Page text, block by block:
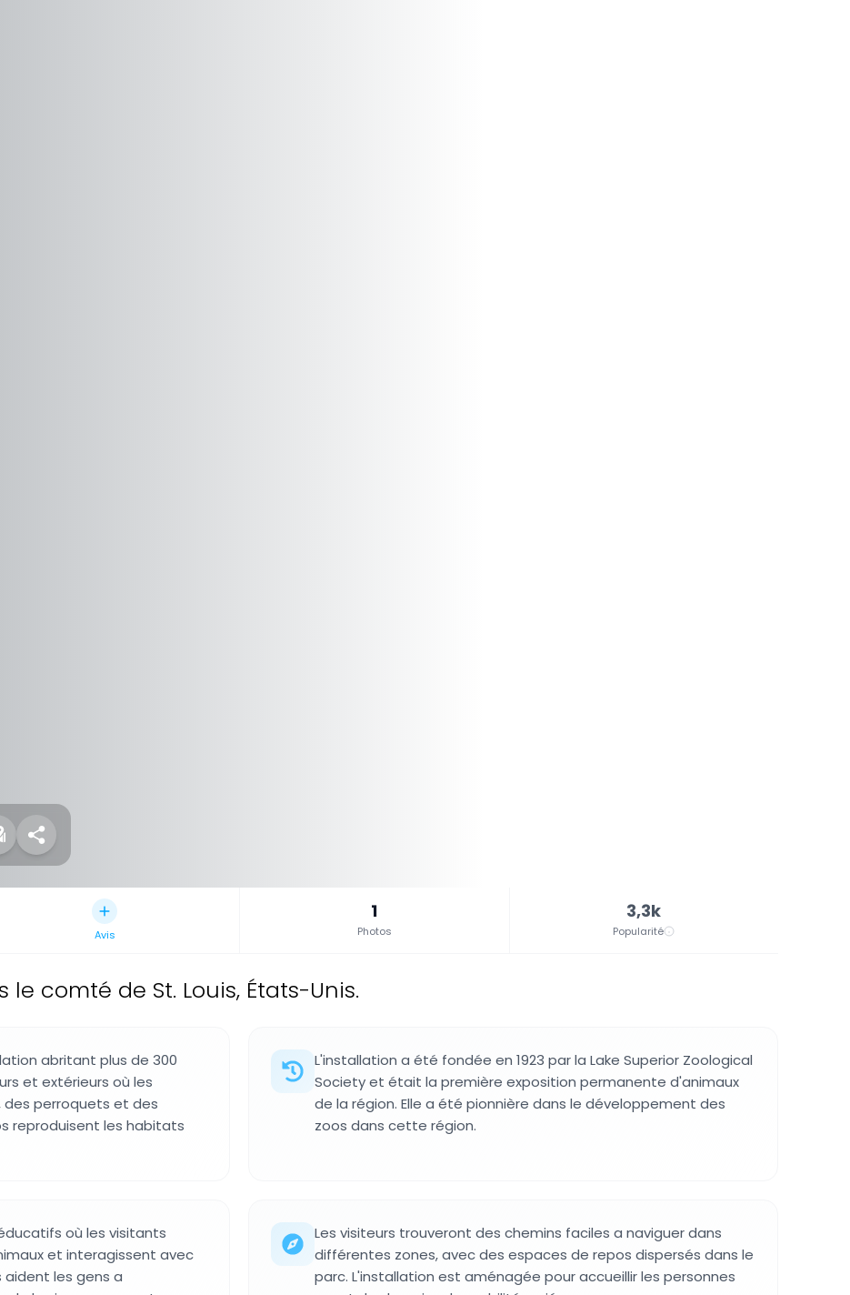
Avis
1
Photos
3,3k
Popularité
le comté de St. Louis, États-Unis.
abritant plus de 300
et extérieurs où les
des perroquets et des
reproduisent les habitats
L'installation a été fondée en 1923 par la Lake Superior Zoological
Society et était la première exposition permanente d'animaux
de la région. Elle a été pionnière dans le développement des
zoos dans cette région.
où les visitants
et interagissent avec
les gens a
Les visiteurs trouveront des chemins faciles a naviguer dans
différentes zones, avec des espaces de repos dispersés dans le
parc. L'installation est aménagée pour accueillir les personnes